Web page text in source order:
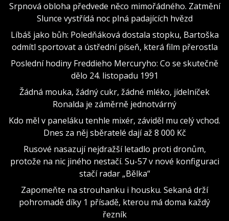
Srpnová obloha předvede něco mimořádného. Zatmění
Slunce vystřídá noc plná padajících hvězd
Líbáš jako bůh: Poledňáková dostala stopku, Bartoška
odmítl sportovat a ústřední píseň, která film přerostla
Poslední hodiny Freddieho Mercuryho: Co se skutečně
dělo 24. listopadu 1991
Žádná mouka, žádný cukr, žádné mléko, jídelníček
Ronalda je záměrně jednotvárný
Kdo měl v paneláku tenhle mixér, záviděl mu celý vchod.
Dnes za něj sběratelé dají až 8 000 Kč
Rusové nasazují nejdražší letadlo proti dronům,
protože na nic jiného nestačí. Su-57 v nové konfiguraci
stačí radar „Bělka“
Zapomeňte na strouhanku i housku. Sekaná drží
pohromadě díky 1 přísadě, kterou má doma každý
řezník